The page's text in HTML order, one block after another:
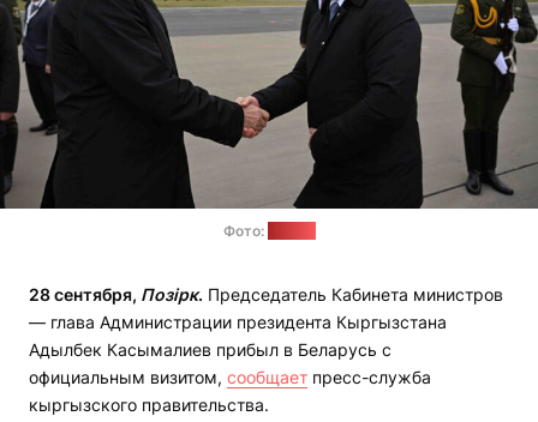
Фото:
28 сентября, Позірк. Председатель Кабинета министров
— глава Администрации президента Кыргызстана
Адылбек Касымалиев прибыл в Беларусь с
официальным визитом, сообщает пресс-служба
кыргызского правительства.